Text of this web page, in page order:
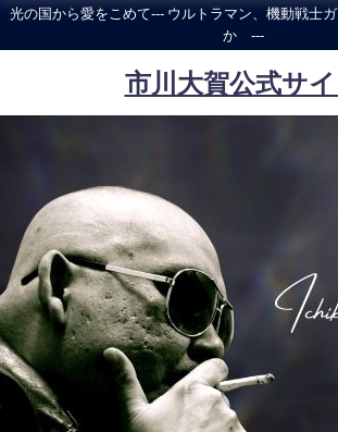
光の国から愛をこめて--- ウルトラマン、機動戦士
か ---
市川大賀公式サイ